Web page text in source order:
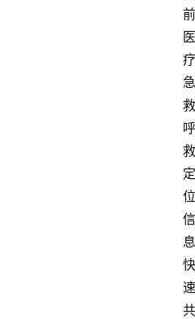
前
医
疗
急
救
呼
救
定
位
信
息
快
速
共